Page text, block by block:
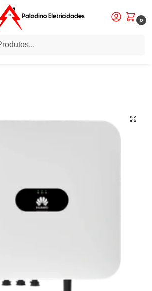
0
/ Inversor – Huawei SUN2000-2KTL-L1 – Monofásico